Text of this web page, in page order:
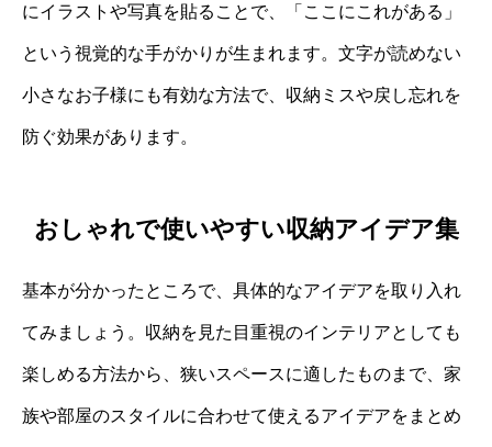
にイラストや写真を貼ることで、「ここにこれがある」
という視覚的な手がかりが生まれます。文字が読めない
小さなお子様にも有効な方法で、収納ミスや戻し忘れを
防ぐ効果があります。
おしゃれで使いやすい収納アイデア集
基本が分かったところで、具体的なアイデアを取り入れ
てみましょう。収納を見た目重視のインテリアとしても
楽しめる方法から、狭いスペースに適したものまで、家
族や部屋のスタイルに合わせて使えるアイデアをまとめ